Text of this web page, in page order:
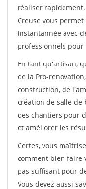
réaliser
Creuse vous
instantannée avec
professionnels
En tant qu'artisan,
de la Pro-
construction, de
création de salle de
des chantiers pour
et améliorer les
Certes, vous
comment bien faire
pas suffisant pour
Vous devez aussi